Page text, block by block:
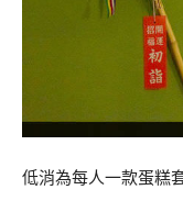
低消為每人一款蛋糕